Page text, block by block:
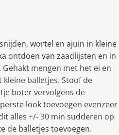
wortel en ajuin in kleine
ontdoen van zaadlijsten en in
mengen met het ei en
balletjes. Stoof de
boter vervolgens de
look toevoegen evenzeer
alles +/- 30 min sudderen op
de balletjes toevoegen.